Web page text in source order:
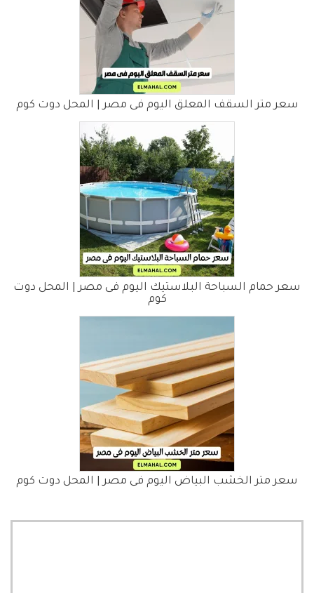
سعر متر السقف المعلق اليوم فى مصر | المحل دوت كوم
سعر حمام السباحة البلاستيك اليوم فى مصر | المحل دوت
كوم
سعر متر الخشب البياض اليوم فى مصر | المحل دوت كوم